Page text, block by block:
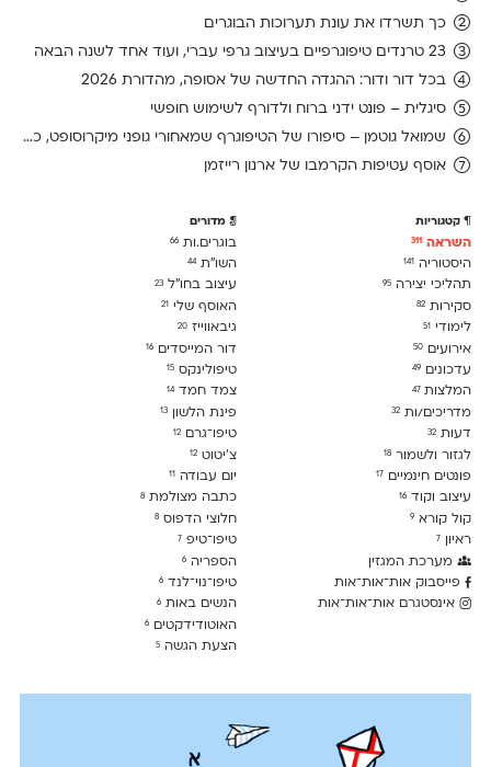
כך תשרדו את עונת תערוכות הבוגרים
23 טרנדים טיפוגרפיים בעיצוב גרפי עברי, ועוד אחד לשנה הבאה
בכל דור ודור: ההגדה החדשה של אסופה, מהדורת 2026
סיגלית – פונט ידני ברוח ולדורף לשימוש חופשי
שמואל גוטמן – סיפורו של הטיפוגרף שמאחורי גופני מיקרוסופט, כפי שנחשף בארכיון של נינתו
אוסף עטיפות הקרמבו של ארנון רייזמן
קטגוריות
השראה 311
היסטוריה 141
תהליכי יצירה 95
סקירות 82
לימודִי 51
אירועים 50
עדכונים 49
המלצות47
מדריכים/ות 32
דעות 32
לגזור ולשמור 18
פונטים חינמיים 17
עיצוב וקוד 16
קול קורא 9
ראיון 7
מערכת המגזין
פייסבוק אות־אות־אות
אינסטגרם אות־אות־אות
מדורים
בוגרים.ות66
השו״ת44
עיצוב בחו"ל23
האוסף שלי21
גיבאווייז20
דור המייסדים16
טיפולינקס15
צמד חמד14
פינת הלשון13
טיפו־גרם12
צ׳יטוט12
יום עבודה11
כתבה מצולמת8
חלוצי הדפוס8
טיפו־טיפ7
הספריה6
טיפו־נוי־לנד6
הנשים באות6
האוטודידקטים6
הצעת הגשה5